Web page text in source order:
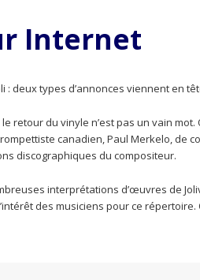
Internet
: deux types d’annonces viennent en
retour du vinyle n’est pas un vain mot.
canadien, Paul Merkelo, de
discographiques du compositeur.
interprétations d’œuvres de
des musiciens pour ce répertoire.